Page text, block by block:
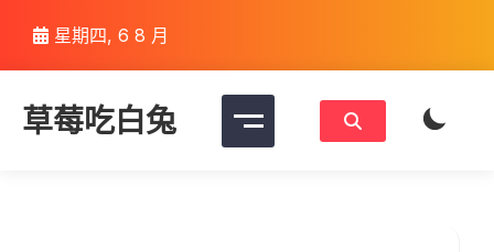
content
星期四, 6 8 月
草莓吃白兔